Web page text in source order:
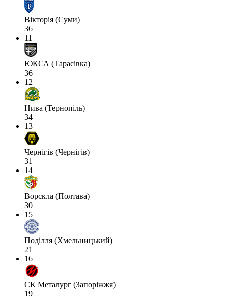
Вікторія (Суми)
36
11
ЮКСА (Тарасівка)
36
12
Нива (Тернопіль)
34
13
Чернігів (Чернігів)
31
14
Ворскла (Полтава)
30
15
Поділля (Хмельницький)
21
16
СК Металург (Запоріжжя)
19